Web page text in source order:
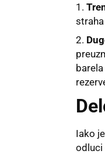
Iako
odluci